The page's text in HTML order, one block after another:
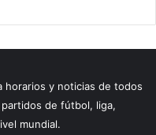
y noticias de todos
de fútbol, liga,
mundial.